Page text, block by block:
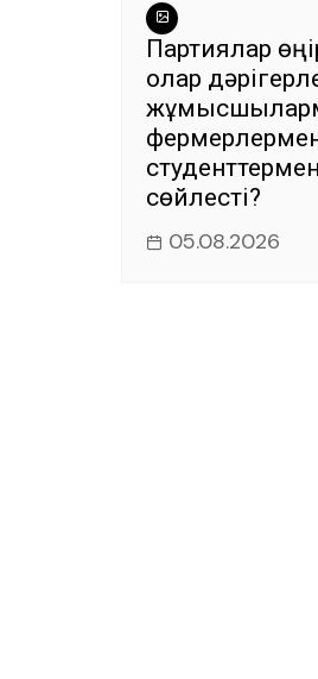
Партиялар
олар
сөйлесті?
05.08.2026